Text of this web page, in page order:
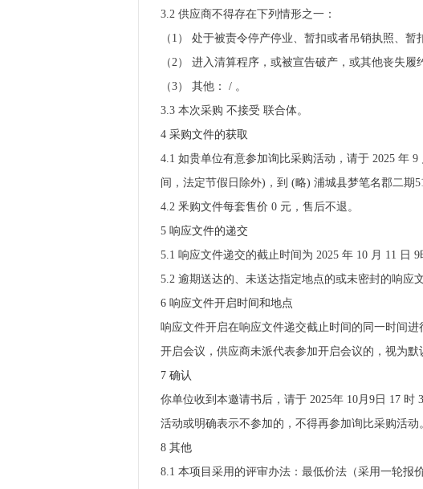
3.2 供应商不得存在下列情形之一：
（1） 处于被责令停产停业、暂扣或者吊销执照、
（2） 进入清算程序，或被宣告破产，或其他丧失履
（3） 其他： / 。
3.3 本次采购 不接受 联合体。
4 采购文件的获取
4.1 如贵单位有意参加询比采购活动，请于 2025 年
间，法定节假日除外)，到 (略) 浦城县梦笔名郡二期
4.2 釆购文件每套售价 0 元，售后不退。
5 响应文件的递交
5.1 响应文件递交的截止时间为 2025 年 10 月 11 日
5.2 逾期送达的、未送达指定地点的或未密封的响应
6 响应文件开启时间和地点
响应文件开启在响应文件递交截止时间的同一时间
开启会议，供应商未派代表参加开启会议的，视为
7 确认
你单位收到本邀请书后，请于 2025年 10月9日 17
活动或明确表示不参加的，不得再参加询比采购活动
8 其他
8.1 本项目采用的评审办法：最低价法（采用一轮报价